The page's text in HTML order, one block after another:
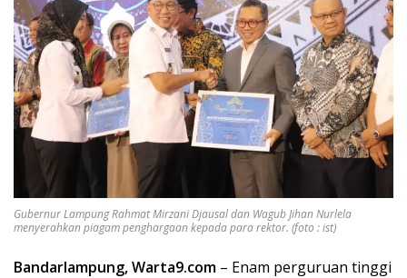
Gubernur Lampung Rahmat Mirzani Djausal dan Wagub Jihan Nurlela
menyerahkan piagam penghargaan kepada para rektor. (foto : ist)
Bandarlampung, Warta9.com – Enam perguruan tinggi